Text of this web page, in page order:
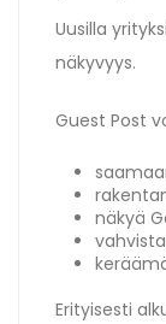
Uusilla
näkyvyys.
Guest Post
näkyä
Erityisesti